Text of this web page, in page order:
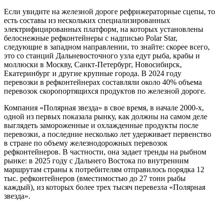
Если увидите на железной дороге рефрижераторные сцепы, то
есть составы из нескольких специализированных
электрифицированных платформ, на которых установлены
белоснежные рефконтейнеры с надписью Polar Star,
следующие в западном направлении, то знайте: скорее всего,
это со станций Дальневосточного узла едут рыба, крабы и
моллюски в Москву, Санкт-Петербург, Новосибирск,
Екатеринбург и другие крупные города. В 2024 году
перевозки в рефконтейнерах составляли около 40% объема
перевозок скоропортящихся продуктов по железной дороге.
Компания «Полярная звезда» в свое время, в начале 2000-х,
одной из первых показала рынку, как должны на самом деле
выглядеть замороженные и охлажденные продукты после
перевозки, а последние несколько лет удерживает первенство
в стране по объему железнодорожных перевозок
рефконтейнеров. В частности, она задает тренды на рыбном
рынке: в 2025 году с Дальнего Востока по внутренним
маршрутам страны к потребителям отправилось порядка 12
тыс. рефконтейнеров (вместимостью до 27 тонн рыбы
каждый), из которых более трех тысяч перевезла «Полярная
звезда».